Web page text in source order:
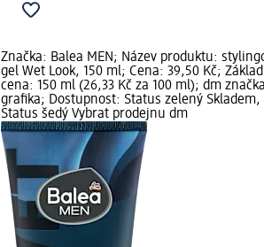
Značka: Balea MEN; Název produktu:
gel Wet Look, 150 ml; Cena: 39,50 Kč;
cena: 150 ml (26,33 Kč za 100 ml); dm
grafika; Dostupnost: Status zelený Skladem,
Status šedý Vybrat prodejnu dm